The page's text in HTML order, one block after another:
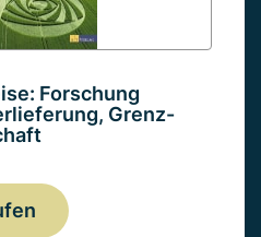
Forschung
Grenz-